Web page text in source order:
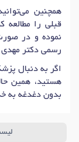
همچنین
قبلی را مطالعه
نموده و در
رسمی دکتر مهدی
اگر به دنبال
هستید، همین
بدون دغدغه به